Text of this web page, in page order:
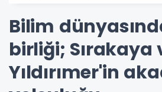
Bilim
birliği; Sırakaya
Yıldırımer'in